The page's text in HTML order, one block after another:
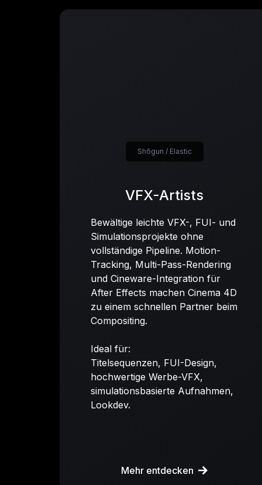
VFX-Artists
Bewältige leichte VFX-, FUI- und
Simulationsprojekte ohne
vollständige Pipeline. Motion-
Tracking, Multi-Pass-Rendering
und Cineware-Integration für
After Effects machen Cinema 4D
zu einem schnellen Partner beim
Compositing.
Ideal für:
Titelsequenzen, FUI-Design,
hochwertige Werbe-VFX,
simulationsbasierte Aufnahmen,
Lookdev.
Mehr entdecken
Shōgun / Elastic